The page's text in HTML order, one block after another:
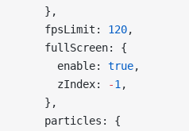
    },
    fpsLimit:
120,
    fullScreen: {
      enable:
true,
      zIndex:
-1 ,
    },
    particles: {